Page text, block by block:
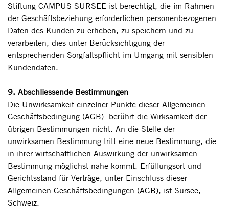
Stiftung CAMPUS SURSEE ist berechtigt, die im Rahmen
der Geschäftsbeziehung erforderlichen personenbezogenen
Daten des Kunden zu erheben, zu speichern und zu
verarbeiten, dies unter Berücksichtigung der
entsprechenden Sorgfaltspflicht im Umgang mit sensiblen
Kundendaten.
9. Abschliessende Bestimmungen
Die Unwirksamkeit einzelner Punkte dieser Allgemeinen
Geschäftsbedingung (AGB) berührt die Wirksamkeit der
übrigen Bestimmungen nicht. An die Stelle der
unwirksamen Bestimmung tritt eine neue Bestimmung, die
in ihrer wirtschaftlichen Auswirkung der unwirksamen
Bestimmung möglichst nahe kommt. Erfüllungsort und
Gerichtsstand für Verträge, unter Einschluss dieser
Allgemeinen Geschäftsbedingungen (AGB), ist Sursee,
Schweiz.